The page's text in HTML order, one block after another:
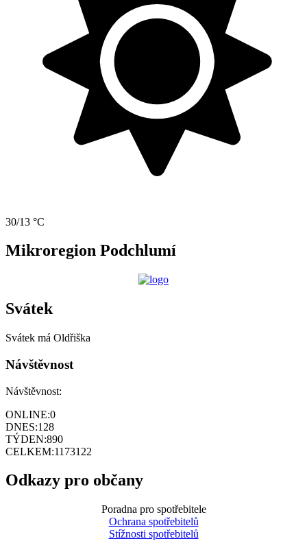
30/13 °C
Mikroregion Podchlumí
Svátek
Svátek má Oldřiška
Návštěvnost
Návštěvnost:
ONLINE:0
DNES:128
TÝDEN:890
CELKEM:1173122
Odkazy pro občany
Poradna pro spotřebitele
Ochrana spotřebitelů
Stížnosti spotřebitelů